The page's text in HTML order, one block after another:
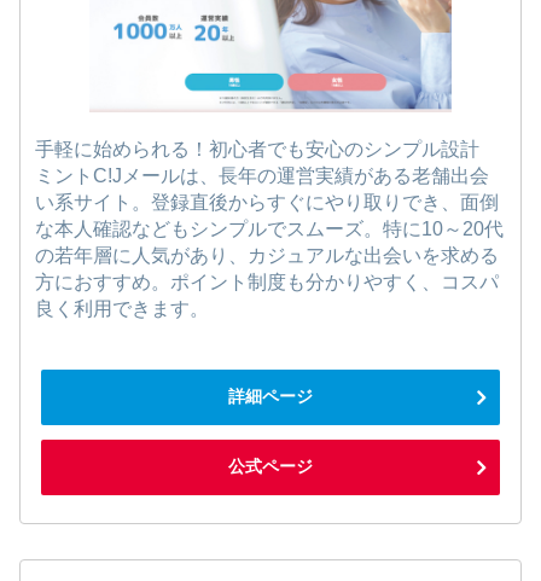
手軽に始められる！初心者でも安心のシンプル設計
ミントC!Jメールは、長年の運営実績がある老舗出会
い系サイト。登録直後からすぐにやり取りでき、面倒
な本人確認などもシンプルでスムーズ。特に10～20代
の若年層に人気があり、カジュアルな出会いを求める
方におすすめ。ポイント制度も分かりやすく、コスパ
良く利用できます。
詳細ページ
公式ページ